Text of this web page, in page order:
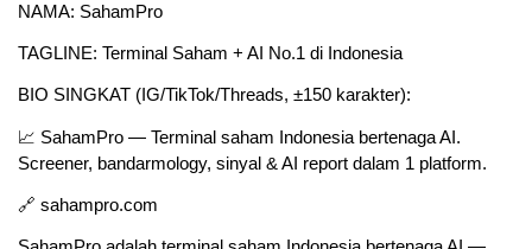
NAMA: SahamPro
TAGLINE: Terminal Saham + AI No.1 di Indonesia
BIO SINGKAT (IG/TikTok/Threads, ±150 karakter):
📈 SahamPro — Terminal saham Indonesia bertenaga AI.
Screener, bandarmology, sinyal & AI report dalam 1 platform.
🔗 sahampro.com